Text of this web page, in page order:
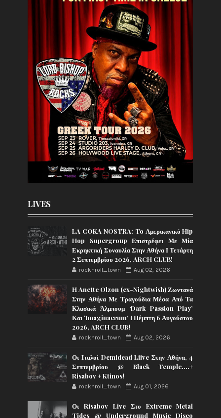
LIVES
LA COKA NOSTRA: To Αμερικανικό Hip
Hop Supergroup Επιστρέφει Με Μία
Εκρηκτική Συναυλία Στην Αθήνα Ι Τετάρτη
2 Σεπτεμβρίου 2026, ARCH CLUB!
rocknroll_town Aug 02, 2026
Η Anette Olzon (ex-Nightwish) Ζωντανά
Στην Αθήνα Με Τραγούδια Μέσα Από Τα
Κλασικά Άλμπουμ ‘Dark Passion Play’
Και ‘Imaginaerum’ I Πέμπτη 6 Αυγούστου
2026, ARCH CLUB!
rocknroll_town Aug 02, 2026
Οι Ιταλοί Demidead Liive Στην Αθήνα, 4
Σεπτεμβρίου @ Black Temple….+
Risabov + Ktinos!
rocknroll_town Aug 01, 2026
Οι Risabov Live Στο Extreme Metal
Tides @ Underground Music Disco